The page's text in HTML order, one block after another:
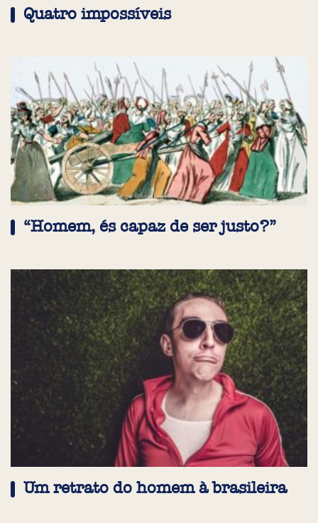
Quatro impossíveis
“Homem, és capaz de ser justo?”
Um retrato do homem à brasileira